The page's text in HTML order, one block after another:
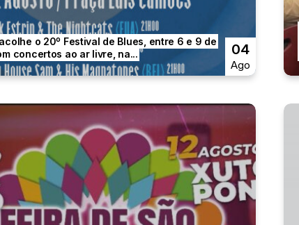
o 20º Festival de Blues, entre 6 e 9 de
concertos ao ar livre, na...
04
Ago